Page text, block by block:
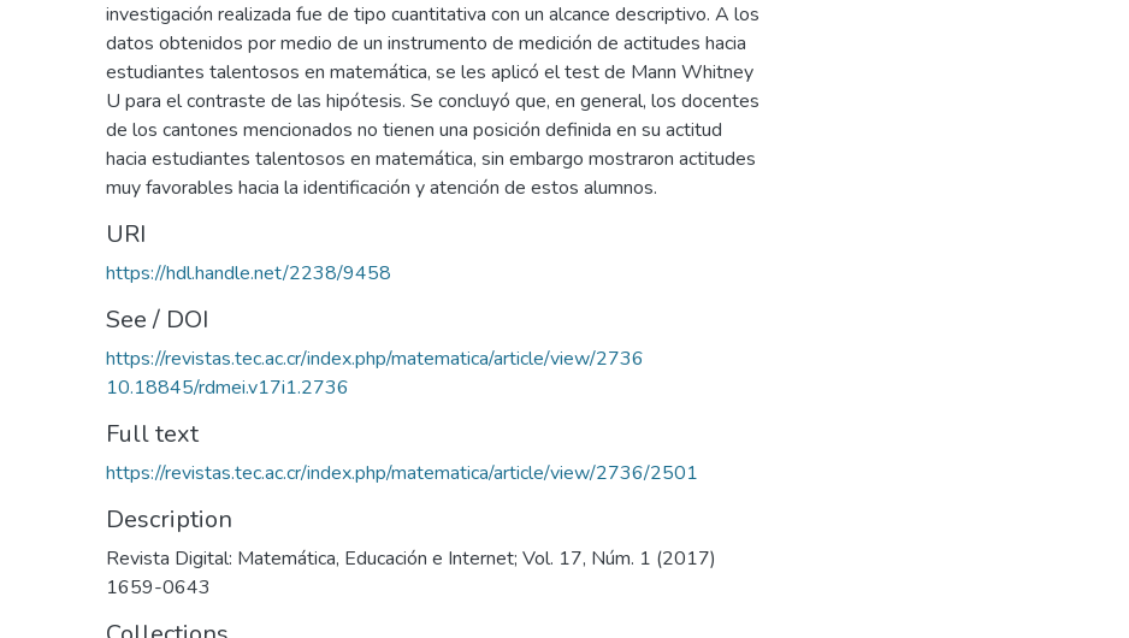
investigación realizada fue de tipo cuantitativa con un alcance descriptivo. A los
datos obtenidos por medio de un instrumento de medición de actitudes hacia
estudiantes talentosos en matemática, se les aplicó el test de Mann Whitney
U para el contraste de las hipótesis. Se concluyó que, en general, los docentes
de los cantones mencionados no tienen una posición definida en su actitud
hacia estudiantes talentosos en matemática, sin embargo mostraron actitudes
muy favorables hacia la identificación y atención de estos alumnos.
URI
https://hdl.handle.net/2238/9458
See / DOI
https://revistas.tec.ac.cr/index.php/matematica/article/view/2736
10.18845/rdmei.v17i1.2736
Full text
https://revistas.tec.ac.cr/index.php/matematica/article/view/2736/2501
Description
Revista Digital: Matemática, Educación e Internet; Vol. 17, Núm. 1 (2017)
1659-0643